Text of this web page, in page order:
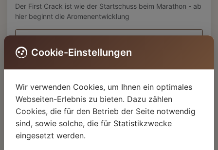
Der First Crack ist wie der Startschuss beim Marathon - ab
hier beginnt die Aromenentwicklung
Noch Fragen?
Unsere Kaffee-Experten helfen Ihnen gerne weiter.
Kontakt aufnehmen
Cookie-Einstellungen
Wir verwenden Cookies, um Ihnen ein optimales
Webseiten-Erlebnis zu bieten. Dazu zählen
Cookies, die für den Betrieb der Seite notwendig
sind, sowie solche, die für Statistikzwecke
eingesetzt werden.